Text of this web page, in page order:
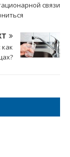
связи